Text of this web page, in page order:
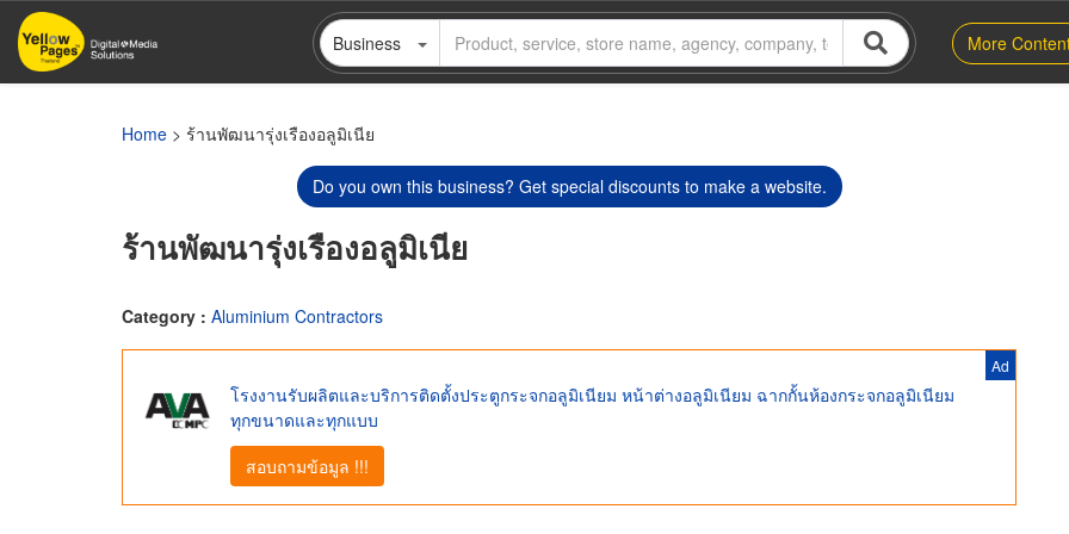
Skip
main
Business More
Home > ร้านพัฒนารุ่งเรืองอลูมิเนีย
Do you own this business? Get special discounts to make a website.
ร้านพัฒนารุ่งเรืองอลูมิเนีย
Category : Aluminium Contractors
Ad
โรงงานรับผลิตและบริการติดตั้งประตูกระจกอลูมิเนียม หน้าต่างอลูมิเนียม ฉากกั้นห้องกระจกอลูมิเนียม
ทุกขนาดและทุกแบบ
สอบถามข้อมูล !!!